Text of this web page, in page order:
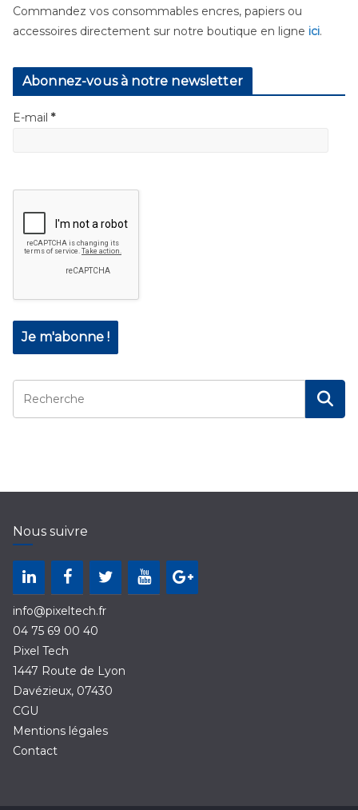
Commandez vos consommables encres, papiers ou
accessoires directement sur notre boutique en ligne ici.
Abonnez-vous à notre newsletter
E-mail *
Nous suivre
info@pixeltech.fr
04 75 69 00 40
Pixel Tech
1447 Route de Lyon
Davézieux, 07430
CGU
Mentions légales
Contact